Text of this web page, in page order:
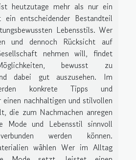
heutzutage mehr als nur ein
entscheidender Bestandteil
Lebensstils. Wer
und dennoch Rücksicht auf
nehmen will, findet
bewusst zu
dabei gut auszusehen. Im
konkrete Tipps und
nachhaltigen und stilvollen
die zum Nachmachen anregen
Mode und Lebensstil sinnvoll
werden können.
wählen Wer im Alltag